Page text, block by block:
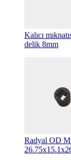
Kalıcı
delik 8mm
Radyal OD